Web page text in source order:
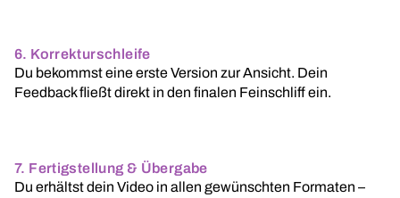
6. Korrekturschleife
Du bekommst eine erste Version zur Ansicht. Dein
Feedback fließt direkt in den finalen Feinschliff ein.
7. Fertigstellung & Übergabe
Du erhältst dein Video in allen gewünschten Formaten –